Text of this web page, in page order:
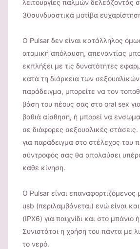
λειτουργίες παλμών δελεάζοντάς
30συνδυαστικά μοτίβα
Ο Pulsar δεν είναι κατάλληλος
ατομική απόλαυση, απεναντίας
εκπλήξει με τις δυνατότητες
κατά τη διάρκεια των σεξουαλικών
παράδειγμα, μπορείτε να τον
βάση του πέους σας στο oral sex
βαθιά αίσθηση, ή μπορεί να
σε διάφορες σεξουαλικές
για παράδειγμα στο στέλεχος του
σύντροφός σας θα απολαύσει
κάθε κίνηση.
Ο Pulsar είναι
usb (περιλαμβάνεται) ενώ είναι
(IPX6) για παιχνίδι και στο μπάνιο
Συνιστάται η χρήση του πάντα με
το νερό.